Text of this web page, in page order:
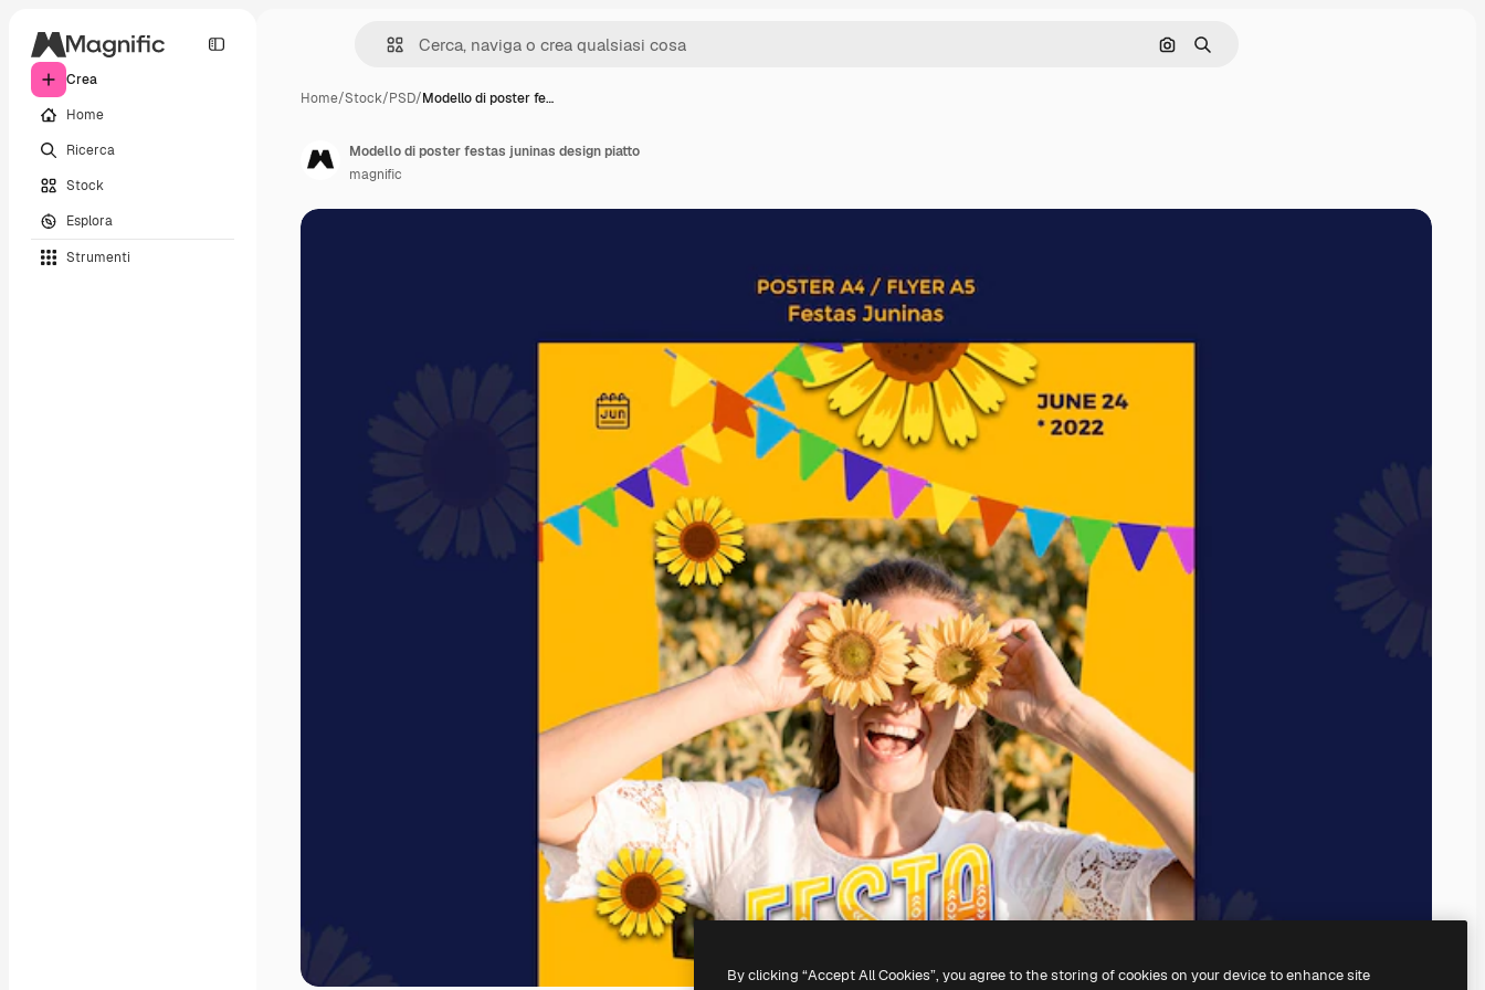
Crea
Home
Ricerca
Stock
Esplora
Strumenti
Cerca per immagine
Ricerca
Home/Stock/PSD/Modello di poster fe…
Modello di poster festas juninas design piatto
magnific
By clicking “Accept All Cookies”, you agree to the storing of cookies on your device to enhance site